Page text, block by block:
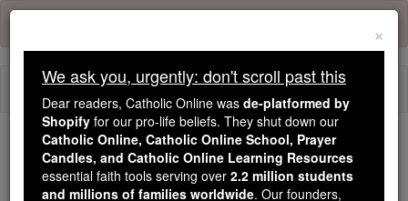
Skip
content
Trending:
Daily Reading for Thursday, October ...
×
We ask you, urgently: don't scroll past this
Dear readers, Catholic Online was de-platformed by
Shopify for our pro-life beliefs. They shut down our
Catholic Online, Catholic Online School, Prayer
Candles, and Catholic Online Learning Resources
essential faith tools serving over 2.2 million students
and millions of families worldwide. Our founders,